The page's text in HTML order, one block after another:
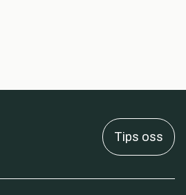
Tips oss